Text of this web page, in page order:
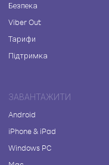
Безпека
Viber Out
Тарифи
Підтримка
ЗАВАНТАЖИТИ
Android
iPhone & iPad
Windows PC